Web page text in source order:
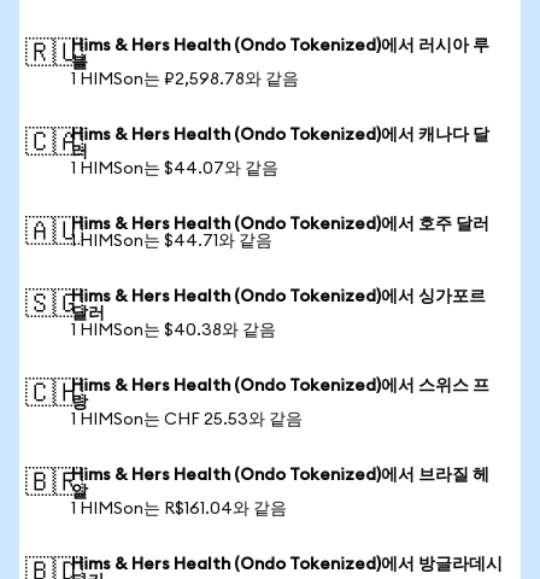
🇷🇺Hims & Hers Health (Ondo Tokenized)에서 러시아 루
블
1 HIMSon는 ₽2,598.78와 같음
🇨🇦Hims & Hers Health (Ondo Tokenized)에서 캐나다 달
러
1 HIMSon는 $44.07와 같음
🇦🇺Hims & Hers Health (Ondo Tokenized)에서 호주 달러
1 HIMSon는 $44.71와 같음
🇸🇬Hims & Hers Health (Ondo Tokenized)에서 싱가포르
달러
1 HIMSon는 $40.38와 같음
🇨🇭Hims & Hers Health (Ondo Tokenized)에서 스위스 프
랑
1 HIMSon는 CHF 25.53와 같음
🇧🇷Hims & Hers Health (Ondo Tokenized)에서 브라질 헤
알
1 HIMSon는 R$161.04와 같음
🇧🇩Hims & Hers Health (Ondo Tokenized)에서 방글라데시